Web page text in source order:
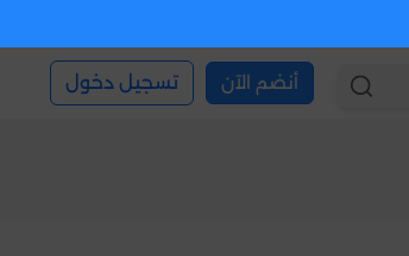
أنضم الآن تسجيل دخول